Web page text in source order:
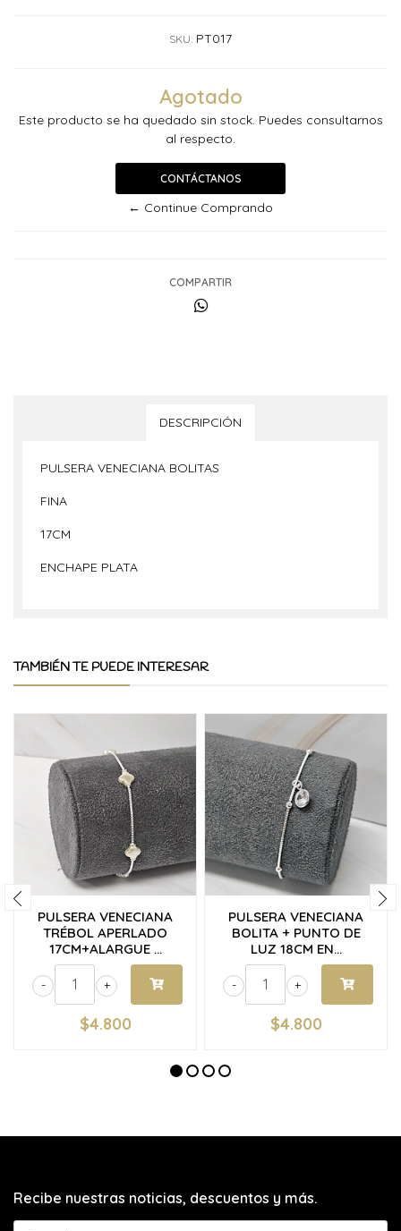
SKU: PT017
Agotado
Este producto se ha quedado sin stock. Puedes consultarnos
al respecto.
CONTÁCTANOS
← Continue Comprando
COMPARTIR
DESCRIPCIÓN
PULSERA VENECIANA BOLITAS
FINA
17CM
ENCHAPE PLATA
TAMBIÉN TE PUEDE INTERESAR
PULSERA VENECIANA
TRÉBOL APERLADO
17CM+ALARGUE ...
+
-
$4.800
PULSERA VENECIANA
BOLITA + PUNTO DE
LUZ 18CM EN...
+
-
$4.800
Recibe nuestras noticias, descuentos y más.